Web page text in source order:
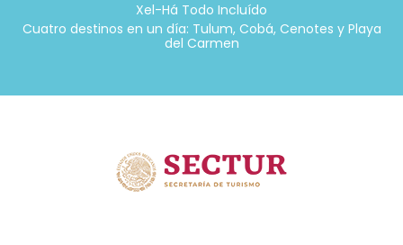
Xel-Há Todo Incluído
Cuatro destinos en un día: Tulum, Cobá, Cenotes y Playa
del Carmen